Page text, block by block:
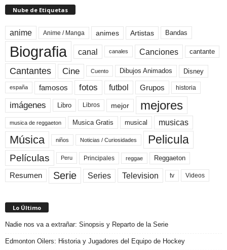
Nube de Etiquetas
anime Anime / Manga animes Artistas Bandas
Biografia canal canales Canciones cantante
Cantantes Cine Cuento Dibujos Animados Disney
españa famosos fotos futbol Grupos historia
imágenes Libro Libros mejor mejores
musica de reggaeton Musica Gratis musical musicas
Música niños Noticias / Curiosidades Pelicula
Películas Peru Principales reggae Reggaeton
Resumen Serie Series Television tv Videos
Lo Último
Nadie nos va a extrañar: Sinopsis y Reparto de la Serie
Edmonton Oilers: Historia y Jugadores del Equipo de Hockey